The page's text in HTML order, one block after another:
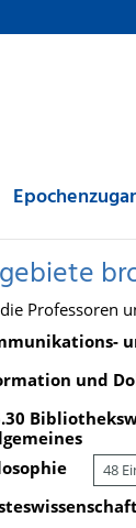
Professoren
und
48